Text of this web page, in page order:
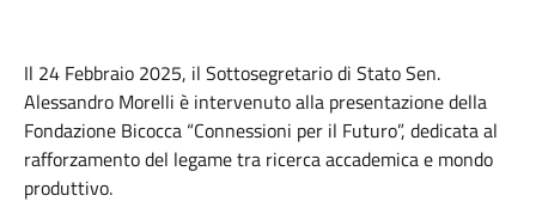
Il 24 Febbraio 2025, il Sottosegretario di Stato Sen.
Alessandro Morelli è intervenuto alla presentazione della
Fondazione Bicocca “Connessioni per il Futuro”, dedicata al
rafforzamento del legame tra ricerca accademica e mondo
produttivo.